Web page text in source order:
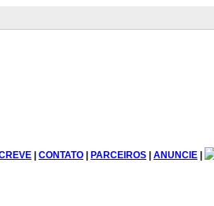
| CONTATO | PARCEIROS | ANUNCIE |